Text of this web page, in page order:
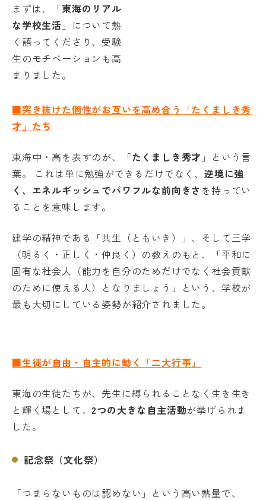
まずは、「東海のリアル
な学校生活 」について熱
く語ってくださり、受験
生のモチベーションも高
まりました。
■突き抜けた個性がお互いを高め合う「たくましき秀
才」たち
東海中・高を表すのが、「たくましき秀才 」という言
葉。 これは単に勉強ができるだけでなく、 逆境に強
く、エネルギッシュでパワフルな前向きさ を持ってい
ることを意味します。
建学の精神である「共生（ともいき）」、そして三学
（明るく・正しく・仲良く）の教えのもと、「平和に
固有な社会人（能力を自分のためだけでなく社会貢献
のために使える人）となりましょう」という、学校が
最も大切にしている姿勢が紹介されました。
■生徒が自由・自主的に動く「二大行事」
東海の生徒たちが、先生に縛られることなく生き生き
と輝く場として、 2つの大きな自主活動が挙げられま
した。
記念祭（文化祭）
「つまらないものは認めない」という高い熱量で、